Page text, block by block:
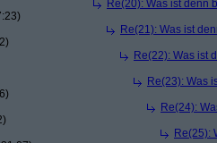
Re(20): Was ist denn
Re(21): Was ist
Re(22): Was ist
Re(23): Was
Re(24):
Re(25):